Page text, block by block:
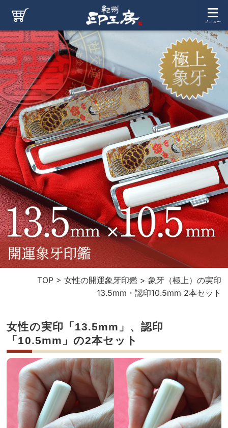
TOP> 女性の開運象牙印鑑> 象牙（極上）の実印
13.5mm・認印10.5mm 2本セット
女性の実印「13.5mm」、認印
「10.5mm」の2本セット